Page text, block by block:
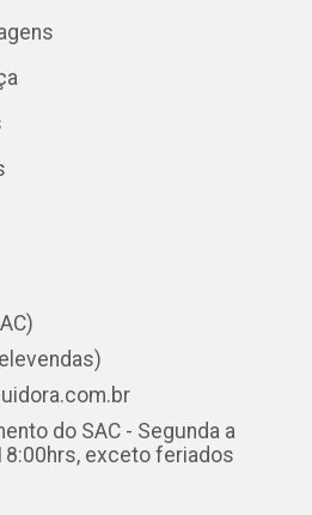
do SAC - Segunda a
exceto feriados